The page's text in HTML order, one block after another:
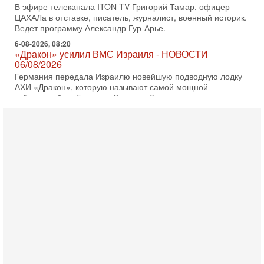
06/08/2026
Германия передала Израилю новейшую подводную лодку
АХИ «Дракон», которую называют самой мощной
субмариной на Ближнем Востоке. Передача прошла на
5-08-2026, 18:16
Сколько ещё Нетаниягу продержится у власти?
«Нетаниягу вечен?» — почему предстоящие выборы в
Израиле могут стать самыми интригующими? Биньямин
Нетаниягу снова уверенно заявляет, что победа на